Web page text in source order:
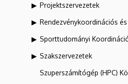
Projektszervezetek
Rendezvénykoordinációs
Sporttudományi
Szakszervezetek
Szuperszámítógép (HPC)